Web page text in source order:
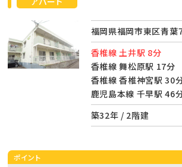
福岡県福岡市東区青葉
香椎線 土井駅 8分
香椎線 舞松原駅 17分
香椎線 香椎神宮駅 30
鹿児島本線 千早駅 46
築32年 / 2階建
ポイント